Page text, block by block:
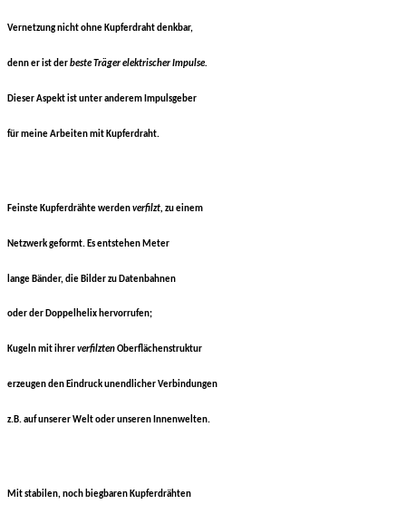
Vernetzung nicht ohne Kupferdraht denkbar,
denn er ist derbeste Träger elektrischer Impulse.
Dieser Aspekt ist unter anderem Impulsgeber
fürmeine Arbeiten mit Kupferdraht.
Feinste Kupferdrähte werdenverfilzt, zu einem
Netzwerk geformt. Es entstehen Meter
lange Bänder,die Bilderzu Datenbahnen
oder der Doppelhelix hervorrufen;
Kugeln mit ihrerverfilztenOberflächenstruktur
erzeugen den Eindruck unendlicher Verbindungen
z.B. auf unserer Welt oder unseren Innenwelten.
Mit stabilen, noch biegbaren Kupferdrähten